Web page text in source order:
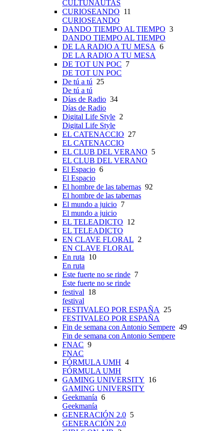
CULTUNAUTAS
CURIOSEANDO 11
CURIOSEANDO
DANDO TIEMPO AL TIEMPO 3
DANDO TIEMPO AL TIEMPO
DE LA RADIO A TU MESA 6
DE LA RADIO A TU MESA
DE TOT UN POC 7
DE TOT UN POC
De tú a tú 25
De tú a tú
Días de Radio 34
Días de Radio
Digital Life Style 2
Digital Life Style
EL CATENACCIO 27
EL CATENACCIO
EL CLUB DEL VERANO 5
EL CLUB DEL VERANO
El Espacio 6
El Espacio
El hombre de las tabernas 92
El hombre de las tabernas
El mundo a juicio 7
El mundo a juicio
EL TELEADICTO 12
EL TELEADICTO
EN CLAVE FLORAL 2
EN CLAVE FLORAL
En ruta 10
En ruta
Este fuerte no se rinde 7
Este fuerte no se rinde
festival 18
festival
FESTIVALEO POR ESPAÑA 25
FESTIVALEO POR ESPAÑA
Fin de semana con Antonio Sempere 49
Fin de semana con Antonio Sempere
FNAC 9
FNAC
FÓRMULA UMH 4
FÓRMULA UMH
GAMING UNIVERSITY 16
GAMING UNIVERSITY
Geekmanía 6
Geekmanía
GENERACIÓN 2.0 5
GENERACIÓN 2.0